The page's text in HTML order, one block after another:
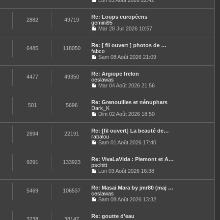
e
r
e
r
n
i
r
m
e
s
s
a
g
e
o
n
s
u
e
r
e
r
n
i
r
m
e
s
s
a
g
e
2882 49719
Re: Loups européens
gemini95
o
n
s
u
e
r
e
r
n
i
r
m
e
s
s
a
g
e
Mar 28 Juil 2026 10:57
6485 118050
Re: [ fil ouvert ] photos de …
fabco
o
n
s
u
e
r
e
r
n
i
r
m
e
s
s
a
g
e
Sam 08 Août 2026 21:09
4477 49350
Re: Argiope frelon
ceslawas
o
n
s
u
e
r
e
r
n
i
r
m
e
s
s
Mar 04 Août 2026 21:56
501 5696
Re: Grenouilles et nénuphars
Dark_K
o
n
s
u
e
r
e
r
n
i
Dim 02 Août 2026 18:50
2694 22191
Re: [fil ouvert] La beauté de…
rabalou
o
n
s
u
e
r
e
Sam 01 Août 2026 17:40
9291 133923
Re: VivaLaVida : Piemont et A…
pschitt
o
n
s
u
e
Lun 03 Août 2026 16:38
5469 106537
Re: Masai Mara by jmr80 (maj …
ceslawas
o
n
Sam 08 Août 2026 13:32
Re: goutte d'eau